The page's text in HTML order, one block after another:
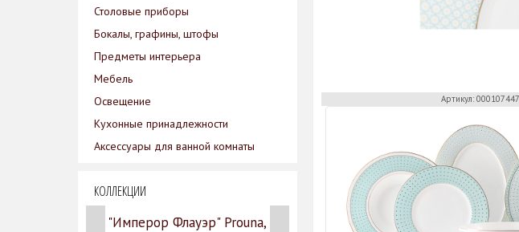
Артикул:
Столовые приборы
Бокалы, графины, штофы
Предметы интерьера
Мебель
Освещение
Кухонные принадлежности
Аксессуары для ванной комнаты
КОЛЛЕКЦИИ
"Имперор Флауэр" Prouna,